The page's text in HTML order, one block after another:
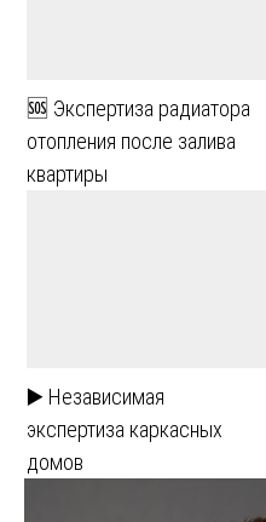
🆘 Экспертиза радиатора
отопления после залива
квартиры
▶️ Независимая
экспертиза каркасных
домов